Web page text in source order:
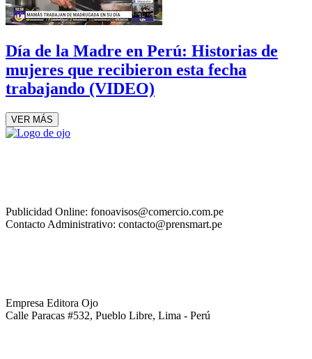
Día de la Madre en Perú: Historias de
mujeres que recibieron esta fecha
trabajando (VIDEO)
VER MÁS
Publicidad Online: fonoavisos@comercio.com.pe
Contacto Administrativo: contacto@prensmart.pe
Empresa Editora Ojo
Calle Paracas #532, Pueblo Libre, Lima - Perú